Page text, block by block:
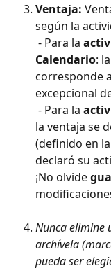
Ventaja:
según la
- Para la
Calendario:
corresponde
excepcional
- Para la
la ventaja se
(definido en
declaró su
¡No olvide
Nunca elimine
archívela
pueda ser